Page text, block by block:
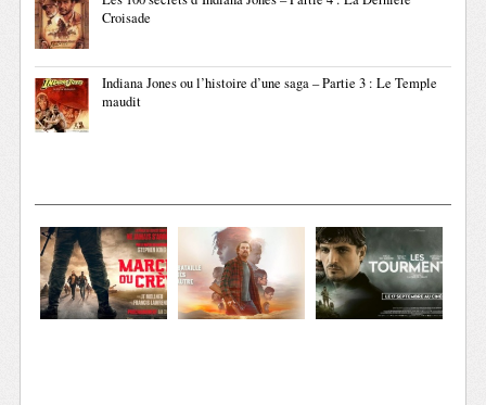
Croisade
Indiana Jones ou l’histoire d’une saga – Partie 3 : Le Temple
maudit